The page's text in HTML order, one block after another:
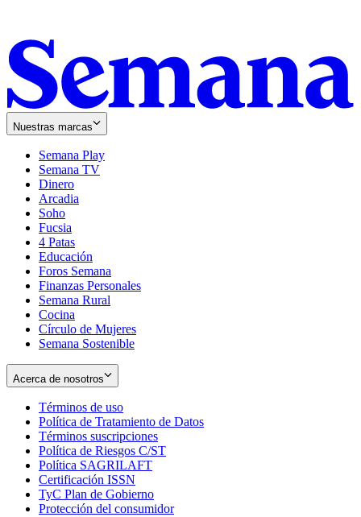
Nuestras marcas
Semana Play
Semana TV
Dinero
Arcadia
Soho
in
new
window
Fucsia
in
new
window
4 Patas
Educación
Foros Semana
Finanzas Personales
Semana Rural
Cocina
Círculo de Mujeres
Semana Sostenible
Acerca de nosotros
Términos de uso
in
new
window
Política de Tratamiento de Datos
Términos suscripciones
in
Política de Riesgos C/ST
Política SAGRILAFT
new
window
Certificación ISSN
in
new
TyC Plan de Gobierno
in
Protección del consumidorOpens